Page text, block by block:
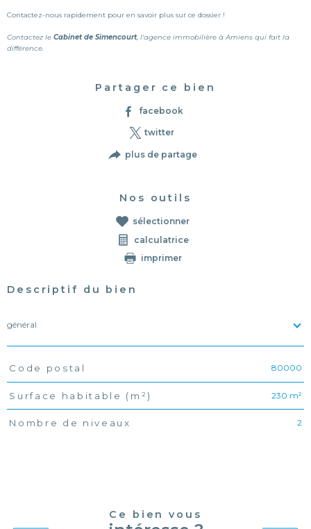
Contactez-nous rapidement pour en savoir plus sur ce dossier !
Contactez le Cabinet de Simencourt, l'agence immobilière à Amiens qui fait la
différence.
Partager ce bien
facebook
twitter
plus de partage
Nos outils
sélectionner
calculatrice
imprimer
Descriptif du bien
général
TRAD_PAMPERO_Caracteristique
Code postal 80000
Surface habitable (m²) 230 m²
Nombre de niveaux 2
Ce bien vous